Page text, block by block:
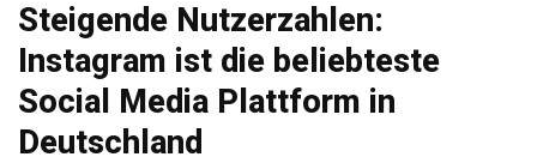
Steigende Nutzerzahlen:
Instagram ist die beliebteste
Social Media Plattform in
Deutschland